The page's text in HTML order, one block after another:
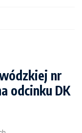
nr
odcinku DK